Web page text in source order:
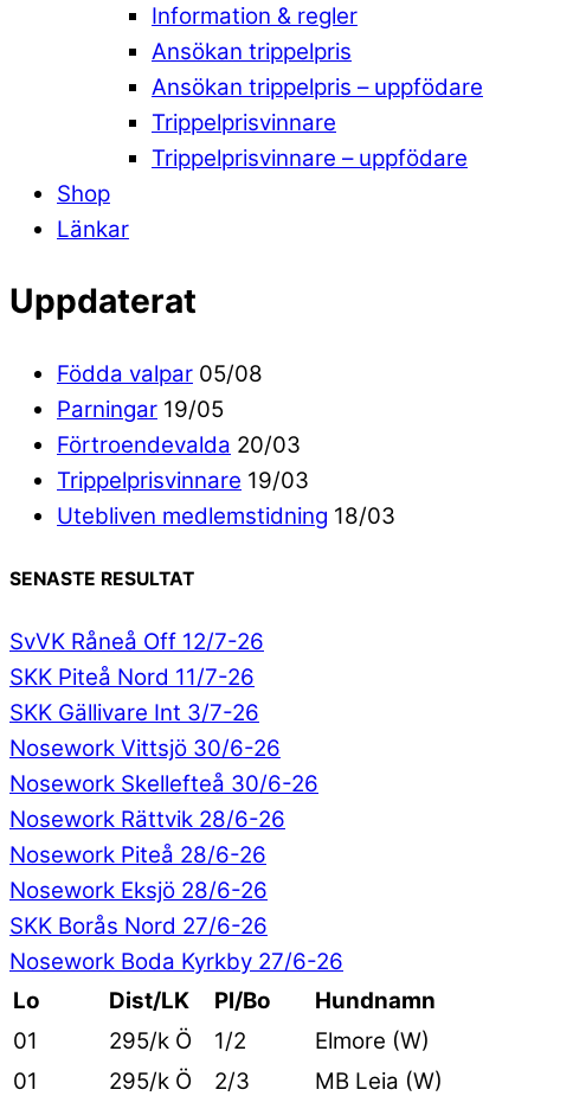
Information & regler
Ansökan trippelpris
Ansökan trippelpris – uppfödare
Trippelprisvinnare
Trippelprisvinnare – uppfödare
Shop
Länkar
Uppdaterat
Födda valpar 05/08
Parningar 19/05
Förtroendevalda 20/03
Trippelprisvinnare 19/03
Utebliven medlemstidning 18/03
SENASTE RESULTAT
SvVK Råneå Off 12/7-26
SKK Piteå Nord 11/7-26
SKK Gällivare Int 3/7-26
Nosework Vittsjö 30/6-26
Nosework Skellefteå 30/6-26
Nosework Rättvik 28/6-26
Nosework Piteå 28/6-26
Nosework Eksjö 28/6-26
SKK Borås Nord 27/6-26
Nosework Boda Kyrkby 27/6-26
Lo
Dist/LK Pl/Bo Hundnamn
01
295/k Ö 1/2 Elmore (W)
01
295/k Ö 2/3 MB Leia (W)